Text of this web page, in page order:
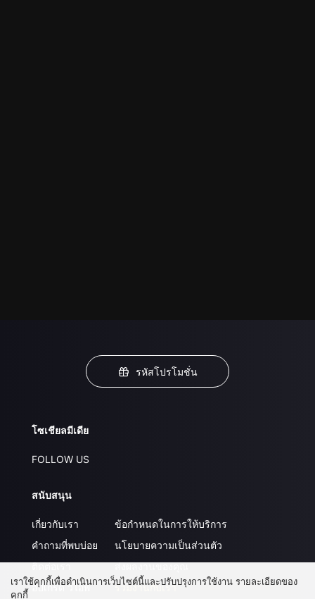
รหัสโปรโมชั่น
โซเชียลมีเดีย
FOLLOW US
สนับสนุน
เกี่ยวกับเรา
คำถามที่พบบ่อย
ติดต่อเรา
อัปเกรด วีไอพี
ข้อกำหนดในการให้บริการ
นโยบายความเป็นส่วนตัว
ส่งผลงานของคุณ
ร่วมงานกับเรา
เราใช้คุกกี้เพื่อดำเนินการเว็บไซต์นี้และปรับปรุงการใช้งาน รายละเอียดของ
คุกกี้